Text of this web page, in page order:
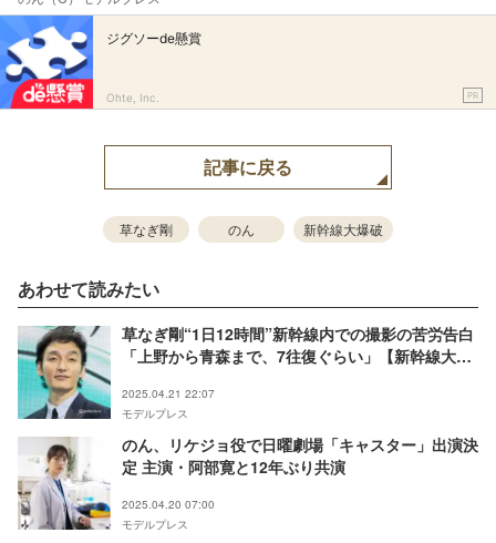
ジグソーde懸賞
Ohte, Inc. PR
記事に戻る
草なぎ剛 のん 新幹線大爆破
あわせて読みたい
草なぎ剛“1日12時間”新幹線内での撮影の苦労告白
「上野から青森まで、7往復ぐらい」【新幹線大爆
2025.04.21 22:07
モデルプレス
のん、リケジョ役で日曜劇場「キャスター」出演決
定 主演・阿部寛と12年ぶり共演
2025.04.20 07:00
モデルプレス